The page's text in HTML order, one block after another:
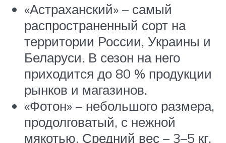
«Астраханский» – самый
распространенный сорт на
территории России, Украины и
Беларуси. В сезон на него
приходится до 80 % продукции
рынков и магазинов.
«Фотон» – небольшого размера,
продолговатый, с нежной
мякотью. Средний вес – 3–5 кг.